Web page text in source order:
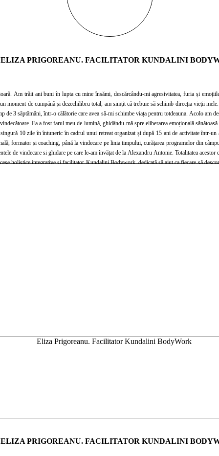
ELIZA PRIGOREANU. FACILITATOR KUNDALINI
cu mine însămi, descărcându-mi agresivitatea, furia și emoțiile joase asupra celor din jur. Această stare de
simțit că trebuie să schimb direcția vieții mele. Dupǎ un silent retreat profund de 10 zile (Vipassana) în care am meditat 9 ore/zi în fiecare
viața pentru totdeauna. Acolo am descoperit terapia Kundalini BodyWork. Ulterior, am plecat din nou în Bali unde am paticipat la
Ea a fost farul meu de lumină, ghidându-mă spre eliberarea emoțională
formator și coaching, până la vindecare pe linia timpului, curățarea programelor din
ELIZA PRIGOREANU. FACILITATOR KUNDALINI